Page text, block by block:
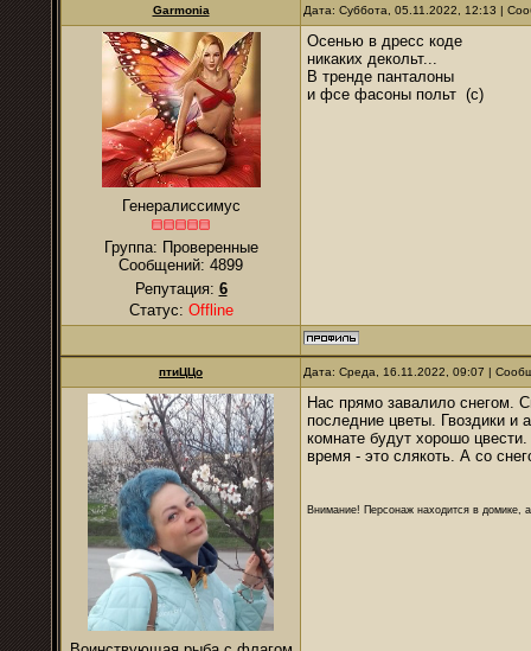
Garmonia Дата: Суббота, 05.11.2022, 12:13 |
Генералиссимус
Группа: Проверенные
Сообщений: 4899
Репутация: 6
Статус: Offline
Осенью в дресс коде
никаких декольт...
В тренде панталоны
и фсе фасоны польт (с)
птиЦЦо Дата: Среда, 16.11.2022, 09:07 |
Нас прямо завалило снегом.
последние цветы. Гвоздики и
комнате будут хорошо
время - это слякоть. А со
Внимание! Персонаж находится в домике,